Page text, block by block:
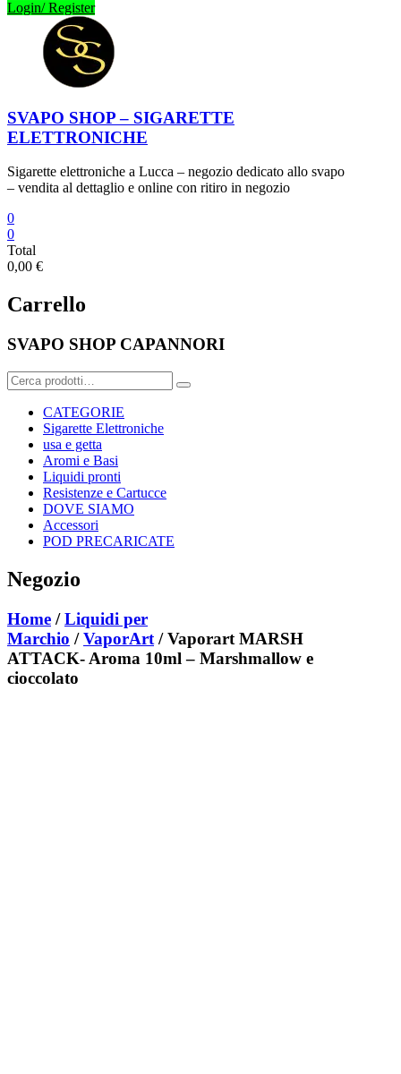
Login/ Register
SVAPO SHOP – SIGARETTE
ELETTRONICHE
Sigarette elettroniche a Lucca – negozio dedicato allo svapo
– vendita al dettaglio e online con ritiro in negozio
0
0
Total
0,00 €
Carrello
SVAPO SHOP CAPANNORI
Cerca:
CATEGORIE
Sigarette Elettroniche
usa e getta
Aromi e Basi
Liquidi pronti
Resistenze e Cartucce
DOVE SIAMO
Accessori
POD PRECARICATE
Negozio
Home /Liquidi per
Marchio /VaporArt / Vaporart MARSH
ATTACK- Aroma 10ml – Marshmallow e
cioccolato